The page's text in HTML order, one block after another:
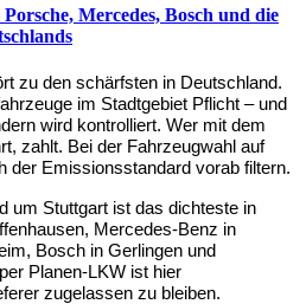
Mercedes, Bosch und die
zu den schärfsten in Deutschland.
im Stadtgebiet Pflicht – und
wird kontrolliert. Wer mit dem
falschen LKW in die City fährt, zahlt. Bei der Fahrzeugwahl auf
der Emissionsstandard vorab filtern.
um Stuttgart ist das dichteste in
Mercedes-Benz in
Bosch in Gerlingen und
Planen-LKW ist hier
zugelassen zu bleiben.